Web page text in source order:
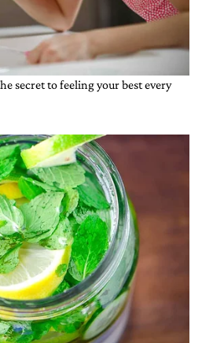
jajajaja jajaja jajajaja jajaja jajajaja
payaso
COMPARTIR
MARCAR
COMO
que el ministro haga su
para que demuestren sus
bien de la patria. Uds aman la
de sus pariente que no estan en
0 0
COMPARTIR
INAPROPIADO
Dulce.
DE AGOSTO DE 2022
de 90 dias el presidente
de economia, no sera que ellos
Por el bien de la patria hay